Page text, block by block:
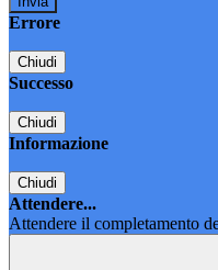
Errore
Chiudi
Successo
Chiudi
Informazione
Chiudi
Attendere...
Attendere il completamento